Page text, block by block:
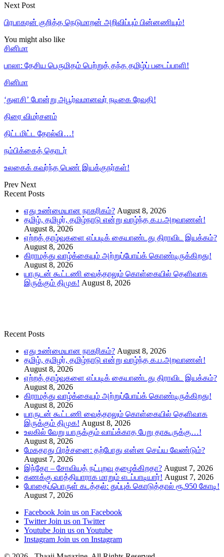
Next Post
பிரபாகரன் குறித்த நெடுமாறன் அறிவிப்பும் பின்னணியும்!
You might also like
சினிமா
பாலா: தேசிய பெருமிதம் பெற்றுத் தந்த தமிழ்ப் படைப்பாளி!
சினிமா
‘துளசி’ போன்று அபூர்வமானவர் நடிகை ரேவதி!
திரை விமர்சனம்
திட்டமிட்ட தோல்வி…!
நம்பிக்கைத் தொடர்
உலகைக் கவர்ந்த பெண் இயக்குநர்கள்!
Prev Next
Recent Posts
எது உண்மையான நாகரிகம்? August 8, 2026
தமிழ், தமிழர், தமிழ்நாடு என்று வாழ்ந்த க.ப.அறவாணன்!
August 8, 2026
ஏற்றத் தாழ்வுகளை எப்படிக் கையாண்டது திராவிட இயக்கம்?
August 8, 2026
கிராமத்து வாழ்க்கையும் அற்றுப்போய்க் கொண்டிருக்கிறது!
August 8, 2026
யாருடன் கூட்டணி வைத்தாலும் கொள்கையில் தெளிவாக
இருக்கும் திமுக! August 8, 2026
Recent Posts
எது உண்மையான நாகரிகம்? August 8, 2026
தமிழ், தமிழர், தமிழ்நாடு என்று வாழ்ந்த க.ப.அறவாணன்!
August 8, 2026
ஏற்றத் தாழ்வுகளை எப்படிக் கையாண்டது திராவிட இயக்கம்?
August 8, 2026
கிராமத்து வாழ்க்கையும் அற்றுப்போய்க் கொண்டிருக்கிறது!
August 8, 2026
யாருடன் கூட்டணி வைத்தாலும் கொள்கையில் தெளிவாக
இருக்கும் திமுக! August 8, 2026
உலகில் வேறு யாருக்கும் வாய்க்காத பேறு தாகூருக்கு…!
August 8, 2026
மேகதாது பிரச்சனை: தற்போது என்ன செய்ய வேண்டும்?
August 7, 2026
இந்தோ – சோவியத் நட்புறவு தழைக்கிறதா? August 7, 2026
கணக்கு வாத்தியாராக மாறும் எடப்பாடியார்! August 7, 2026
போதைப்பொருள் கடத்தல்: துப்புக் கொடுத்தால் ரூ.950 கோடி!
August 7, 2026
Facebook Join us on Facebook
Twitter Join us on Twitter
Youtube Join us on Youtube
Instagram Join us on Instagram